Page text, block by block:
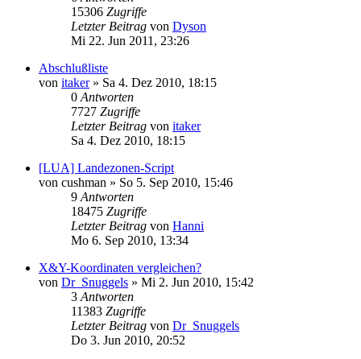
15306 Zugriffe
Letzter Beitrag von Dyson
Mi 22. Jun 2011, 23:26
Abschlußliste
von itaker» Sa 4. Dez 2010, 18:15
0 Antworten
7727 Zugriffe
Letzter Beitrag von itaker
Sa 4. Dez 2010, 18:15
[LUA] Landezonen-Script
von cushman » So 5. Sep 2010, 15:46
9 Antworten
18475 Zugriffe
Letzter Beitrag von Hanni
Mo 6. Sep 2010, 13:34
X&Y-Koordinaten vergleichen?
von Dr_Snuggels » Mi 2. Jun 2010, 15:42
3 Antworten
11383 Zugriffe
Letzter Beitrag von Dr_Snuggels
Do 3. Jun 2010, 20:52